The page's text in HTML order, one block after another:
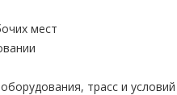
мест
трасс и